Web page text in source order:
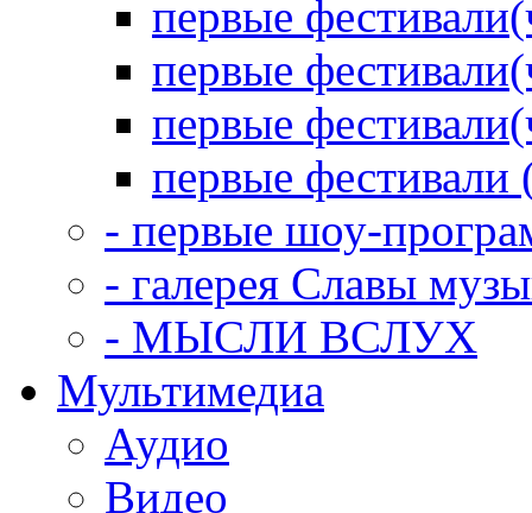
первые
первые
первые
первые фестивали
- первые шоу-
- галерея Славы
- МЫСЛИ ВСЛУХ
Мультимедиа
Аудио
Видео